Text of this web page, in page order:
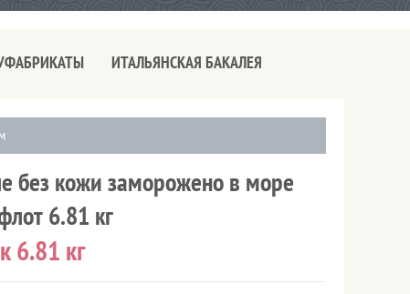
ИТАЛЬЯНСКАЯ БАКАЛЕЯ
без кожи заморожено в море
6.81 кг
6.81 кг